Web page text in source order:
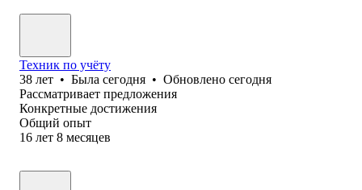
Техник по учёту
38 лет • Была сегодня • Обновлено сегодня
Рассматривает предложения
Конкретные достижения
Общий опыт
16 лет 8 месяцев